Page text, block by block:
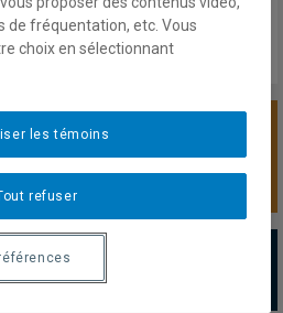
de fréquentation, etc. Vous
choix en sélectionnant
refuser
les témoins